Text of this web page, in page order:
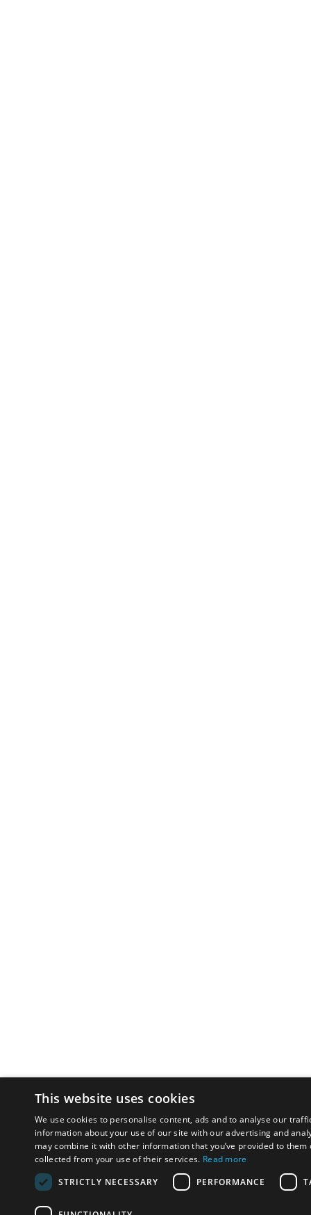
This website uses cookies
We use cookies to personalise content, ads and to analyse our
information about your use of our site with our advertising and
may combine it with other information that you’ve provided to them
collected from your use of their services. Read more
STRICTLY NECESSARY
PERFORMANCE